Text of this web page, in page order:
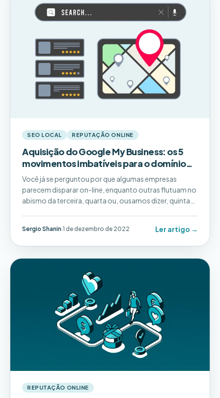
SEO LOCAL REPUTAÇÃO ONLINE
Aquisição do Google My Business: os 5
movimentos imbatíveis para o domínio
da pesquisa!
Você já se perguntou por que algumas empresas
parecem disparar on-line, enquanto outras flutuam no
abismo da terceira, quarta ou, ousamos dizer, quinta
Nesta postagem..
Sergio Shanin·1 de dezembro de 2022 Ler artigo →
REPUTAÇÃO ONLINE